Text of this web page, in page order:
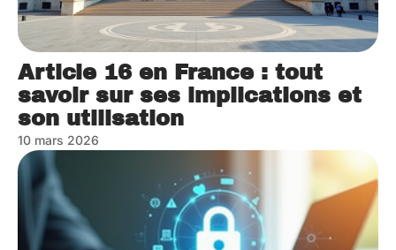
Article 16 en France : tout
savoir sur ses implications et
son utilisation
10 mars 2026